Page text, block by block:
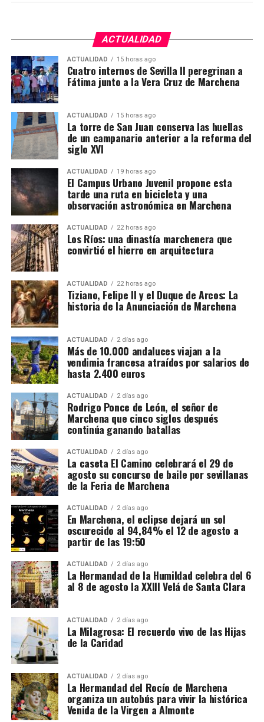
Felipe II, consciente del talento de Tiziano, le confió
la realización de susPoesías,una serie de cuadros
mitológicos que desbordaban
sofisticación.
profundamente al monarca, fueLa Anunciación
Tiziano. Su dramatismo, la iluminación etérea y la
intensidad emocional la convirtieron en una
referencia obligadapara los pintores de su tiempo. Es
aquí donde entra en juego la figura deVasco Pereira
municipios de Almería.
La mayoría no viaja a buscar trabajo sobre el
terreno. Aproximadamente el 90% repite campaña y
se desplaza en cuadrillas contratadas previamente
por explotaciones que ya conocen. Muchos puestos
han pasado de padres a hijos y se mantienen desde
hace décadas.
Cuándo comienza la vendimia
Las primeras incorporaciones están previstas desde
mediados de agosto en las zonas francesas donde la
uva madura antes. La campaña se extenderá durante
septiembre en regiones como Borgoña, Champaña,
Beaujolais y Burdeos.
Los contratos suelen durar entre diez días y tres
semanas. Algunos trabajadores enlazan varias
explotaciones y permanecen en Francia durante más
de un mes. La fecha exacta depende de la
maduración de la uva y de las temperaturas.
Cuánto se cobra
El salario mínimo oficial francés es de 12,02 euros
brutos por hora. Sin embargo, las ofertas actuales
consultadas por France Travail ofrecen entre 12,31 y
14,50 euros brutos, dependiendo de la finca y del
trabajo realizado.
CCOO calcula unos ingresos de entre 1.900 y 2.337
euros netos mensuales, que pueden aproximarse a
2.400 euros cuando se realizan horas extraordinarias
o se reciben complementos.
La jornada ordinaria es de 35 horas semanales. Las
horas adicionales deben pagarse con los siguientes
recargos:
De la hora 36 a la 43: un 25% más.
El contrato también debe incluir una compensación
por vacaciones de al menos el 10% del salario bruto.
Alojamiento, comida y
transporte
ACTUALIDAD
ACTUALIDAD 15 horas ago
Cuatro internos de Sevilla II peregrinan a
Fátima junto a la Vera Cruz de Marchena
ACTUALIDAD 15 horas ago
La torre de San Juan conserva las huellas
de un campanario anterior a la reforma del
siglo XVI
ACTUALIDAD 19 horas ago
El Campus Urbano Juvenil propone esta
tarde una ruta en bicicleta y una
observación astronómica en Marchena
ACTUALIDAD 22 horas ago
Los Ríos: una dinastía marchenera que
convirtió el hierro en arquitectura
ACTUALIDAD 22 horas ago
Tiziano, Felipe II y el Duque de Arcos: La
historia de la Anunciación de Marchena
ACTUALIDAD 2 días ago
Más de 10.000 andaluces viajan a la
vendimia francesa atraídos por salarios de
hasta 2.400 euros
ACTUALIDAD 2 días ago
Rodrigo Ponce de León, el señor de
Marchena que cinco siglos después
continúa ganando batallas
ACTUALIDAD 2 días ago
La caseta El Camino celebrará el 29 de
agosto su concurso de baile por sevillanas
de la Feria de Marchena
ACTUALIDAD 2 días ago
En Marchena, el eclipse dejará un sol
oscurecido al 94,84% el 12 de agosto a
partir de las 19:50
ACTUALIDAD 2 días ago
La Hermandad de la Humildad celebra del 6
al 8 de agosto la XXIII Velá de Santa Clara
ACTUALIDAD 2 días ago
La Milagrosa: El recuerdo vivo de las Hijas
de la Caridad
ACTUALIDAD 2 días ago
La Hermandad del Rocío de Marchena
organiza un autobús para vivir la histórica
Venida de la Virgen a Almonte